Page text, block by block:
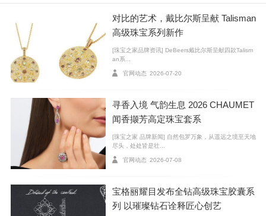
店铺一层左右两侧的立体浮雕遥相呼应：象征着品牌DN
A的猎豹，分别攀爬在长城之上和落叶松树之间，寓意卡
地亚与中国源远流长的情缘，和对中国文化的解读及致
敬。
重装开幕的卡地亚北京国贸精品店纵贯国贸两层空
间，一层的陈列区域被巧妙地划分为高级珠宝作品区、
钻石作品区、女士作品区和男士作品区。珠宝作品区的
家具均饰以金色和黄色，而男士作品区内的家具则采用
骆驼皮革彰显阳刚之气。移步至二层，错落有致的书
架、红色的沙发和圆润时尚的吧台，营造出舒适惬意的
费者营造超越购物本身的文化体验。创新运用了全息投
影技术的高级珠宝体验区，以高科技手段360度呈现卡地
对比的艺术，戴比尔斯呈献 Talisman
高级珠宝系列新作
[珠宝之家品牌资讯] DeBeers戴比尔斯呈献四款Talism
an系...
官网动态 2026-07-20
寻香入境 气韵生息 2026 CHAUMET
闻香撷芳高定珠宝套系
[珠宝之家 品牌新闻] 自然包罗万象，从遥远之境至天地
尽头，处处皆是壮...
官网动态 2026-07-08
宝格丽耀目发布全钻高级珠宝胶囊系
列 以璀璨钻石诠释匠心创艺